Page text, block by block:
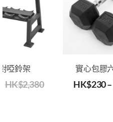
啞鈴架
HK$2,380 HK$230–